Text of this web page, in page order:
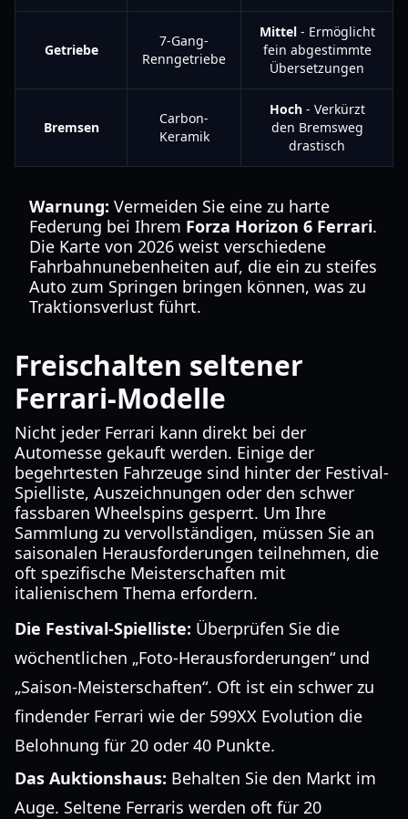
Getriebe
7-Gang-
Renngetriebe
Mittel- Ermöglicht
fein abgestimmte
Übersetzungen
Bremsen
Carbon-
Keramik
Hoch- Verkürzt
den Bremsweg
drastisch
Warnung: Vermeiden Sie eine zu harte
Federung bei Ihrem Forza Horizon 6 Ferrari.
Die Karte von 2026 weist verschiedene
Fahrbahnunebenheiten auf, die ein zu steifes
Auto zum Springen bringen können, was zu
Traktionsverlust führt.
Freischalten seltener
Ferrari-Modelle
Nicht jeder Ferrari kann direkt bei der
Automesse gekauft werden. Einige der
begehrtesten Fahrzeuge sind hinter der Festival-
Spielliste, Auszeichnungen oder den schwer
fassbaren Wheelspins gesperrt. Um Ihre
Sammlung zu vervollständigen, müssen Sie an
saisonalen Herausforderungen teilnehmen, die
oft spezifische Meisterschaften mit
italienischem Thema erfordern.
Die Festival-Spielliste: Überprüfen Sie die
wöchentlichen „Foto-Herausforderungen“ und
„Saison-Meisterschaften“. Oft ist ein schwer zu
findender Ferrari wie der 599XX Evolution die
Belohnung für 20 oder 40 Punkte.
Das Auktionshaus: Behalten Sie den Markt im
Auge. Seltene Ferraris werden oft für 20